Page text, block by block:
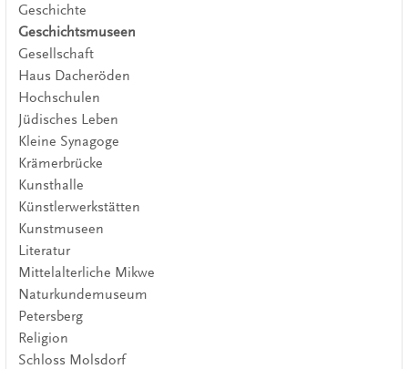
Geschichte
Geschichtsmuseen
Gesellschaft
Haus Dacheröden
Hochschulen
Jüdisches Leben
Kleine Synagoge
Krämerbrücke
Kunsthalle
Künstlerwerkstätten
Kunstmuseen
Literatur
Mittelalterliche Mikwe
Naturkundemuseum
Petersberg
Religion
Schloss Molsdorf